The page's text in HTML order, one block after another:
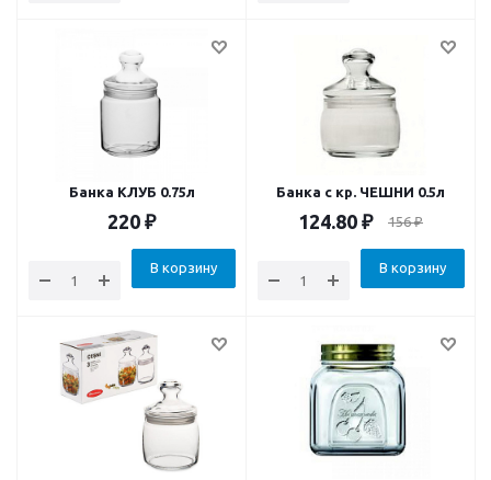
Банка КЛУБ 0.75л
220 ₽
В корзину
Банка с кр. ЧЕШНИ 0.5л
124.80 ₽ 156₽
В корзину